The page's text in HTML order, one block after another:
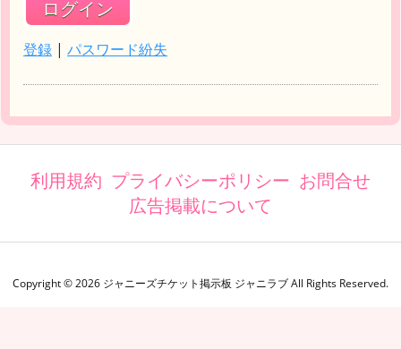
登録 | パスワード紛失
利用規約 プライバシーポリシー お問合せ
広告掲載について
Copyright ©2026 ジャニーズチケット掲示板 ジャニラブAll Rights Reserved.